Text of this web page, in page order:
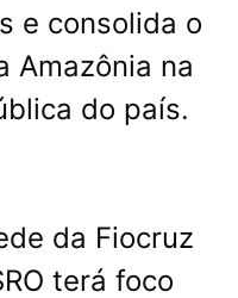
e consolida o
Amazônia na
do país.
da Fiocruz
terá foco